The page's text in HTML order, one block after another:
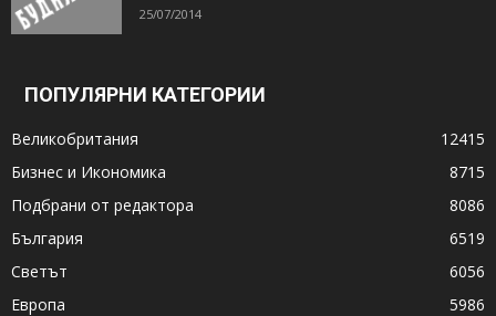
25/07/2014
ПОПУЛЯРНИ КАТЕГОРИИ
Великобритания
12415
Бизнес и Икономика
8715
Подбрани от редактора
8086
България
6519
Светът
6056
Европа
5986